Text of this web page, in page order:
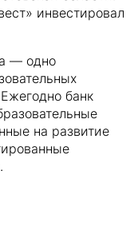
инвестировал
— одно
банк
на развитие